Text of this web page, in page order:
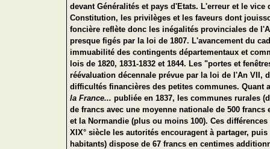
devant Généralités et pays d'Etats. L'erreur et le
Constitution, les privilèges et les faveurs dont
foncière reflète donc les inégalités provinciales de
presque figés par la loi de 1807. L'avancement du
immuabilité des contingents départementaux et
lois de 1820, 1831-1832 et 1844. Les "portes et
réévaluation décennale prévue par la loi de l'An VII,
difficultés financières des petites communes.
la France... publiée en 1837, les communes rurales
de francs avec une moyenne nationale de 500
et la Normandie (plus ou moins 100). Ces
XIX° siècle les autorités encouragent à partager,
habitants) dispose de 67 francs en centimes